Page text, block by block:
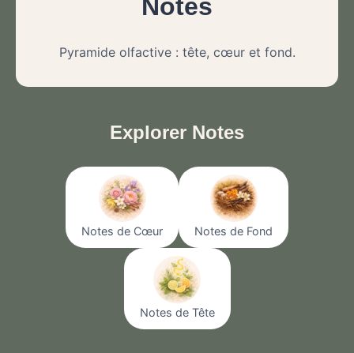
Notes
Pyramide olfactive : tête, cœur et fond.
Explorer Notes
Notes de Cœur Notes de Fond
Notes de Tête